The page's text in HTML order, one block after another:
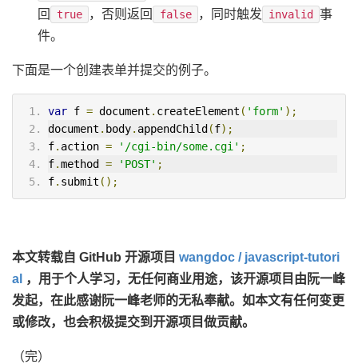
回
true ，否则返回 false ，同时触发 invalid 事
件。
下面是一个创建表单并提交的例子。
var f = document . createElement ( 'form' );
document . body. appendChild(f);
f. action = '/cgi-bin/some.cgi' ;
f.method = 'POST' ;
f. submit ();
本文转载自 GitHub 开源项目 wangdoc / javascript-tutori
al ，用于个人学习，无任何商业用途，该开源项目由阮一峰
发起，在此感谢阮一峰老师的无私奉献。如本文有任何变更
或修改，也会积极提交到开源项目做贡献。
（完）